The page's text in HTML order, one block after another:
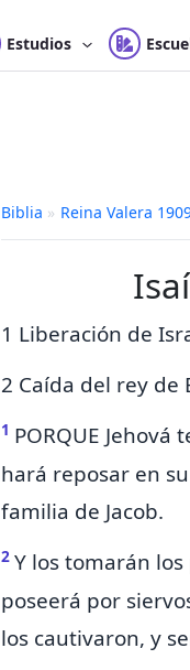
Estudios
Biblia » Reina Valera
1 Liberación de
2 Caída del rey de
1 PORQUE Jehová
hará reposar en
familia de Jacob.
2 Y los tomarán
poseerá por
los cautivaron, y